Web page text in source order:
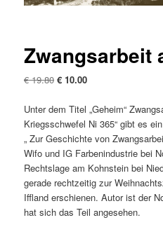
Zwangsarbeit
€19.80 Ursprünglicher
war:
€ 19.80
€ 10.00Aktueller
ist:
€ 10.00.
Unter dem Titel „Geheim“
Kriegsschwefel Ni 365“ gibt es
„ Zur Geschichte von
Wifo und IG Farbenindustrie bei
Rechtslage am Kohnstein bei
gerade rechtzeitig zur
Iffland erschienen. Autor ist der
hat sich das Teil angesehen.